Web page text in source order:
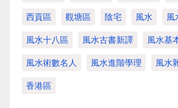
西貢區 觀塘區 陰宅 風水 風
風水十八區 風水古書新譯 風水基
風水術數名人 風水進階學理 風水
香港區